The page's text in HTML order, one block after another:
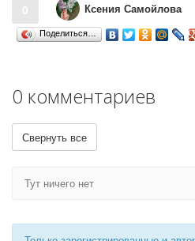
0 Ксения Самойлова
Поделиться…
0 комментариев
Свернуть все
Тут ничего нет